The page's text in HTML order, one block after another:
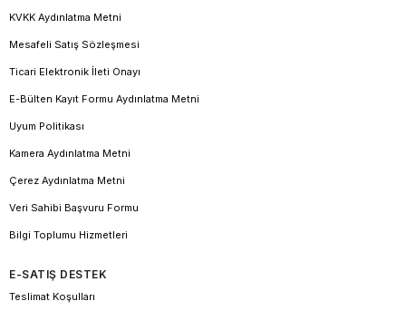
KVKK Aydınlatma Metni
Mesafeli Satış Sözleşmesi
Ticari Elektronik İleti Onayı
E-Bülten Kayıt Formu Aydınlatma Metni
Uyum Politikası
Kamera Aydınlatma Metni
Çerez Aydınlatma Metni
Veri Sahibi Başvuru Formu
Bilgi Toplumu Hizmetleri
E-SATIŞ DESTEK
Teslimat Koşulları